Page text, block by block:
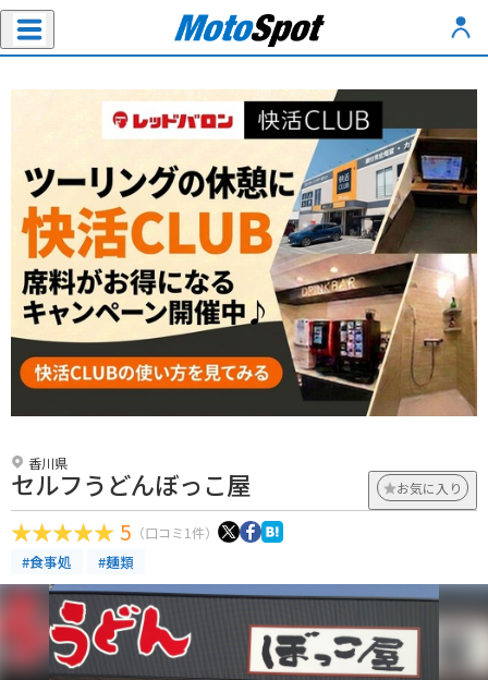
香川県
セルフうどんぼっこ屋 お気に入り
5 （口コミ1件）
#食事処 #麺類